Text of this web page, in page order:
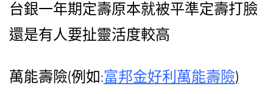
台銀一年期定壽原本就被平準定壽打臉
還是有人要扯靈活度較高
萬能壽險(例如:富邦金好利萬能壽險)